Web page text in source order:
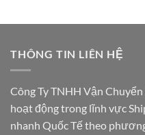
THÔNG TIN LIÊN HỆ
Công Ty TNHH Vận
hoạt động trong lĩnh vực
nhanh Quốc Tế theo